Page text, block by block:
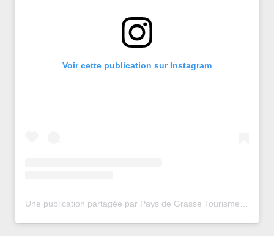
Voir cette publication sur Instagram
Une publication partagée par Pays de Grasse Tourisme (@paysdegrassetourisme)